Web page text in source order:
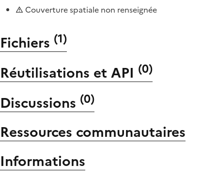
Couverture spatiale non renseignée
Fichiers (1)
Réutilisations et API (0)
Discussions (0)
Ressources communautaires
Informations